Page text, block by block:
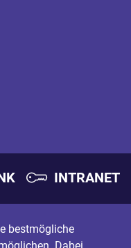
INTRANET
bestmögliche
Dabei